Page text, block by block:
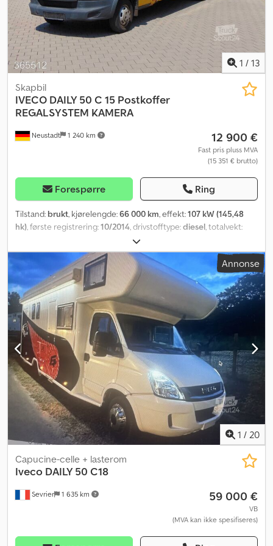
1 / 13
Neustadt 1 240 km
Skapbil
IVECO DAILY 50 C 15 Postkoffer
REGALSYSTEM KAMERA
12 900 €
Fast pris pluss MVA
(15 351 € brutto)
Forespørre Ring
Tilstand: brukt, kjørelengde:66 000 km, effekt:107 kW (145,48
hk), første registrering:10/2014, drivstofftype:diesel, totalvekt:
automatisk
antall seter:2, total lengde:8 140 mm, total bredde:2 180 mm,
2 860 mm, lasteromsvolum:22 m³
, lasteromslengde:
5 350 mm, lasteplassbredde: 2 030 mm, lasteromshøyde:2 040
mm, Byggeår:2014, Utstyr:
ABS, elektronisk stabilitetsprogram
(ESP), partikkelfilter, sentral låsing ,
Annonse
1 / 20
Sevrier 1 635 km
Capucine-celle + lasterom
Iveco DAILY 50 C18
59 000 €
VB
(MVA kan ikke spesifiseres)